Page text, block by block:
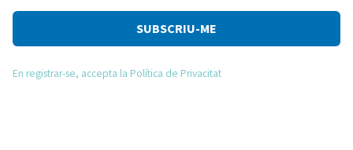
correu-
En registrar-se, accepta la Política de Privacitat